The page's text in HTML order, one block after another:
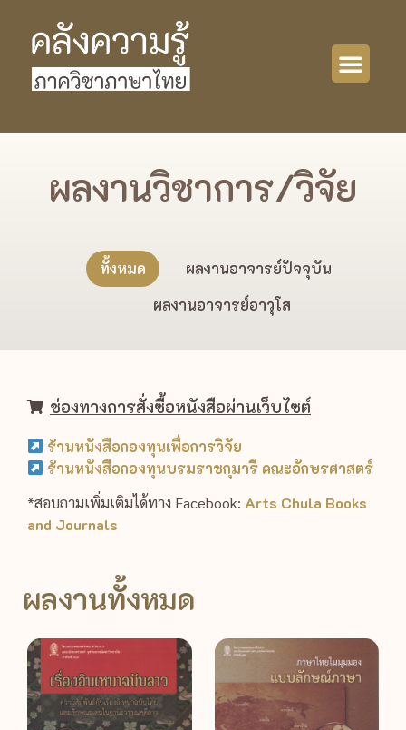
ผลงานวิชาการ/วิจัย
ทั้งหมด
ผลงานอาจารย์ปัจจุบัน
ผลงานอาจารย์อาวุโส
ช่องทางการสั่งซื้อหนังสือผ่านเว็บไซต์
ร้านหนังสือกองทุนเพื่อการวิจัย
ร้านหนังสือกองทุนบรมราชกุมารี คณะอักษรศาสตร์
*สอบถามเพิ่มเติมได้ทาง Facebook: Arts Chula Books
and Journals
ผลงานทั้งหมด